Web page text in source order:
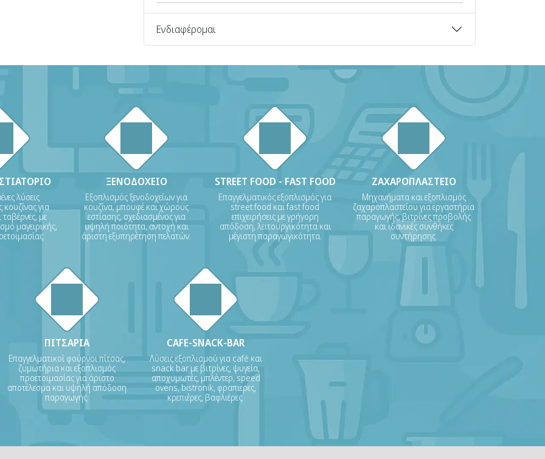
Ενδιαφέρομαι
λύσεις
κουζίνας για
ταβέρνες, με
μαγειρικής,
ΞΕΝΟΔΟΧΕΙΟ
Εξοπλισμός ξενοδοχείων για
κουζίνα, μπουφέ και χώρους
εστίασης, σχεδιασμένος για
υψηλή ποιότητα, αντοχή και
άριστη εξυπηρέτηση πελατών.
STREET FOOD - FAST FOOD
Επαγγελματικός εξοπλισμός για
street food και fast food
επιχειρήσεις με γρήγορη
απόδοση, λειτουργικότητα και
μέγιστη παραγωγικότητα.
ΖΑΧΑΡΟΠΛΑΣΤΕΙΟ
Μηχανήματα και εξοπλισμός
ζαχαροπλαστείου για εργαστήρια
παραγωγής, βιτρίνες προβολής
και ιδανικές συνθήκες
συντήρησης.
ΠΙΤΣΑΡΙΑ
Επαγγελματικοί φούρνοι πίτσας,
ζυμωτήρια και εξοπλισμός
προετοιμασίας για άριστο
αποτέλεσμα και υψηλή απόδοση
παραγωγής.
CAFE-SNACK-BAR
Λύσεις εξοπλισμού για café και
snack bar με βιτρίνες, ψυγεία,
αποχυμωτές, μπλέντερ, speed
ovens, bistronik, φραπιερες,
κρεπιέρες, βαφλιέρες.